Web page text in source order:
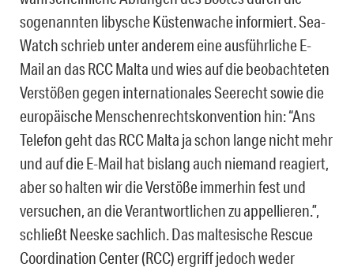
sogenannten libysche Küstenwache informiert. Sea-
Watch schrieb unter anderem eine ausführliche E-
Mail an das RCC Malta und wies auf die beobachteten
Verstößen gegen internationales Seerecht sowie die
europäische Menschenrechtskonvention hin: “Ans
Telefon geht das RCC Malta ja schon lange nicht mehr
und auf die E-Mail hat bislang auch niemand reagiert,
aber so halten wir die Verstöße immerhin fest und
versuchen, an die Verantwortlichen zu appellieren.”,
schließt Neeske sachlich. Das maltesische Rescue
Coordination Center (RCC) ergriff jedoch weder